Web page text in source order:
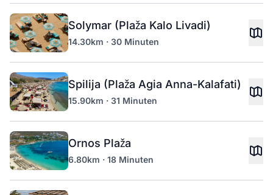
Solymar (Plaža Kalo Livadi)
14.30km · 30 Minuten
Spilija (Plaža Agia Anna-Kalafati)
15.90km · 31 Minuten
Ornos Plaža
6.80km · 18 Minuten